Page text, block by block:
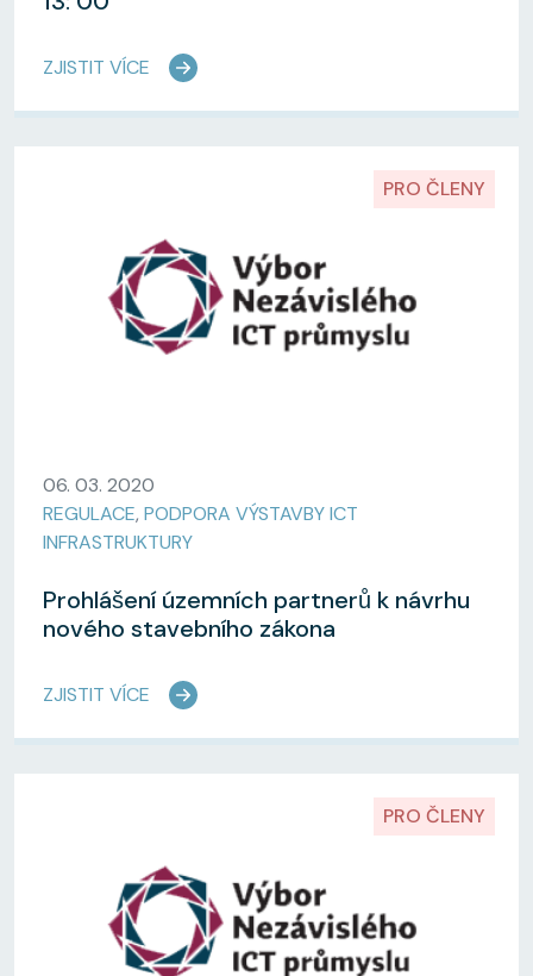
ZJISTIT VÍCE
PRO ČLENY
06. 03. 2020
REGULACE, PODPORA VÝSTAVBY ICT
INFRASTRUKTURY
Prohlášení územních partnerů k návrhu
nového stavebního zákona
ZJISTIT VÍCE
PRO ČLENY